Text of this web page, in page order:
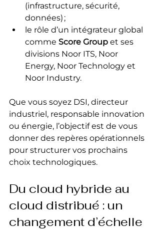
(infrastructure, sécurité,
données) ;
le rôle d’un intégrateur global
comme Score Group et ses
divisions Noor ITS, Noor
Energy, Noor Technology et
Noor Industry.
Que vous soyez DSI, directeur
industriel, responsable innovation
ou énergie, l’objectif est de vous
donner des repères opérationnels
pour structurer vos prochains
choix technologiques.
Du cloud hybride au
cloud distribué : un
changement d’échelle